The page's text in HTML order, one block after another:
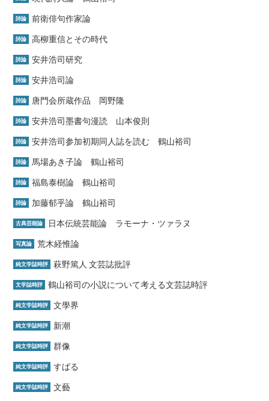
詩論 前衛俳句作家論
詩論 高柳重信とその時代
詩論 安井浩司研究
詩論 安井浩司論
詩論 唐門会所蔵作品 岡野隆
詩論 安井浩司墨書句漫読 山本俊則
詩論 安井浩司参加初期同人誌を読む 鶴山裕司
詩論 馬場あき子論 鶴山裕司
詩論 福島泰樹論 鶴山裕司
詩論 加藤郁乎論 鶴山裕司
古典芸能論 日本伝統芸能論 ラモーナ・ツァラヌ
写真論 荒木経惟論
純文学誌時評 萩野篤人 文芸誌批評
文学誌時評 鶴山裕司の小説について考える文芸誌時評
純文学誌時評 文學界
純文学誌時評 新潮
純文学誌時評 群像
純文学誌時評 すばる
純文学誌時評 文藝